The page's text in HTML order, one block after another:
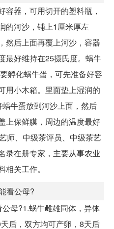
容器，可用切开的塑料瓶，
的河沙，铺上1厘米厚左
然后上面再覆上河沙，容器
最好维持在25摄氏度。蜗牛
孵化蜗牛蛋，可先准备好容
用小木箱。里面垫上湿润的
牛蛋放到河沙上面，然后
上保鲜膜，周边的温度最好
师、中级茶评员、中级茶艺
录在册专家，主要从事农业
关工作。
看公母?
母?1.蜗牛雌雄同体，异体
后，双方均可产卵，8天后